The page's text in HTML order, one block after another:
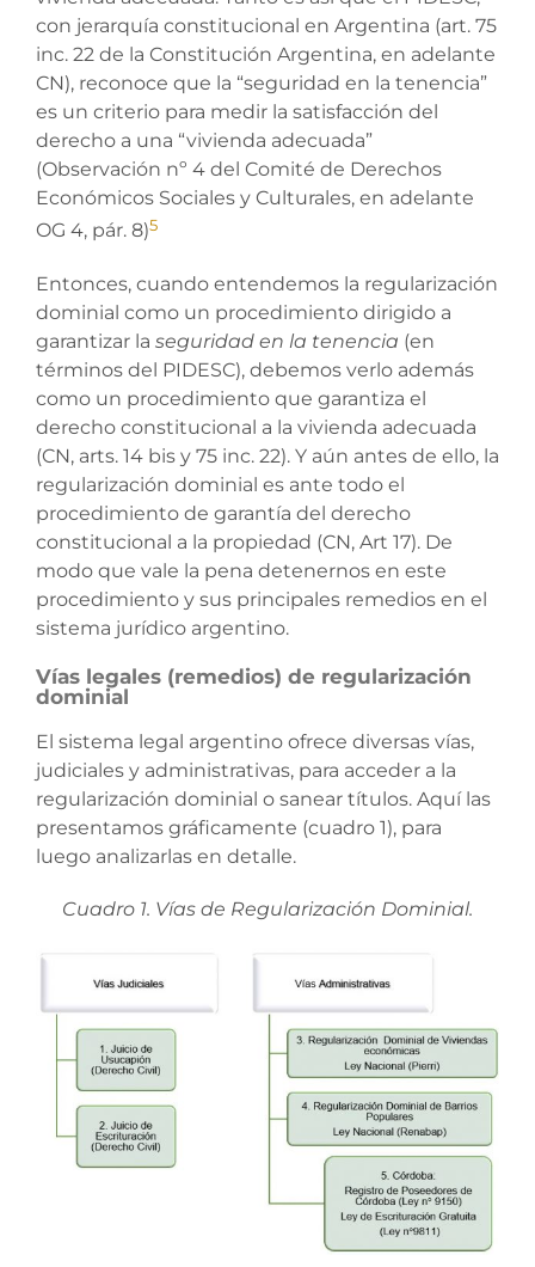
con jerarquía constitucional en Argentina (art. 75
inc. 22 de la Constitución Argentina, en adelante
CN), reconoce que la “seguridad en la tenencia”
es un criterio para medir la satisfacción del
derecho a una “vivienda adecuada”
(Observación nº 4 del Comité de Derechos
Económicos Sociales y Culturales, en adelante
OG 4, pár. 8)5
Entonces, cuando entendemos la regularización
dominial como un procedimiento dirigido a
garantizar la seguridad en la tenencia (en
términos del PIDESC), debemos verlo además
como un procedimiento que garantiza el
derecho constitucional a la vivienda adecuada
(CN, arts. 14 bis y 75 inc. 22). Y aún antes de ello, la
regularización dominial es ante todo el
procedimiento de garantía del derecho
constitucional a la propiedad (CN, Art 17). De
modo que vale la pena detenernos en este
procedimiento y sus principales remedios en el
sistema jurídico argentino.
Vías legales (remedios) de regularización
dominial
El sistema legal argentino ofrece diversas vías,
judiciales y administrativas, para acceder a la
regularización dominial o sanear títulos. Aquí las
presentamos gráficamente (cuadro 1), para
luego analizarlas en detalle.
Cuadro 1. Vías de Regularización Dominial.